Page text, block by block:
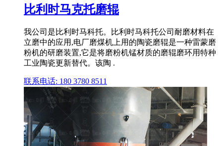
比利时马克托磨辊
我公司是比利时马科托。比利时马科托公司耐磨材料在
立磨中的应用,电厂磨煤机上用的陶瓷磨辊是一种雷蒙磨
粉机的研磨装置,它是将磨粉机锰材质的磨辊磨环用特种
工业陶瓷更新替代。该陶 .
联系电话: 180 3780 8511